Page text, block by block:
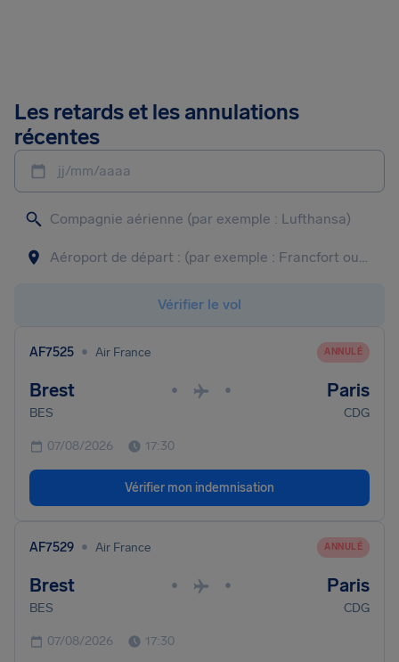
Les retards et les annulations
récentes
jj/mm/aaaa
Vérifier le vol
AF7525 • Air France ANNULÉ
Brest • • Paris
BES CDG
07/08/2026 17:30
Vérifier mon indemnisation
AF7529 • Air France ANNULÉ
Brest • • Paris
BES CDG
07/08/2026 17:30